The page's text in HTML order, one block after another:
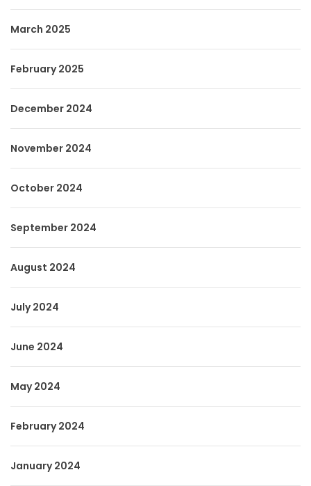
March 2025
February 2025
December 2024
November 2024
October 2024
September 2024
August 2024
July 2024
June 2024
May 2024
February 2024
January 2024